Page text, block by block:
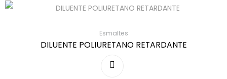
Esmaltes
DILUENTE POLIURETANO RETARDANTE